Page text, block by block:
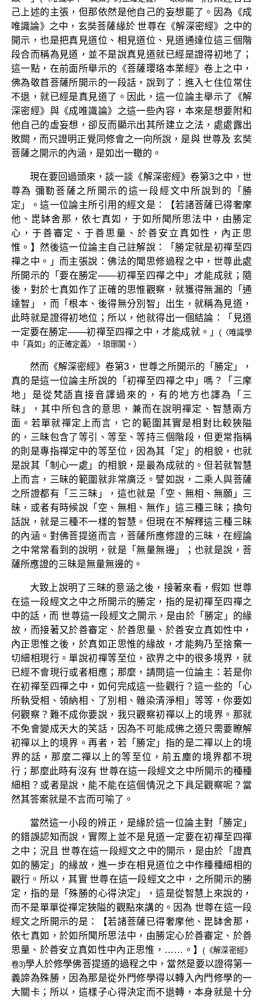
己上述的主張，但那依然是他自己的妄想罷了。因為《成
唯識論》之中，玄奘菩薩緣於 世尊在《解深密經》之中的
開示，也是把真見道位、相見道位、見道通達位這三個階
段合而稱為見道，並不是說真見道就已經是證得初地了；
這一點，在前面所舉示的《菩薩瓔珞本業經》卷上之中，
佛為敬首菩薩所開示的一段話，說到了：進入七住位常住
不退，就已經是真見道了。因此，這一位論主舉示了《解
深密經》與《成唯識論》之這一些內容，本來是想要附和
他自己的虛妄想，卻反而顯示出其所建立之法，處處露出
敗闕，而只證明正覺同修會之一向所說，是與 世尊及 玄奘
菩薩之開示的內涵，是如出一轍的。
現在要回過頭來，談一談《解深密經》卷第3之中，世
尊為 彌勒菩薩之所開示的這一段經文中所說到的「勝
定」。這一位論主所引用的經文是：【若諸菩薩已得奢摩
他、毘缽舍那，依七真如，于如所聞所思法中，由勝定
心，于善審定、于善思量、於善安立真如性，內正思
惟。】然後這一位論主自己註解說：「勝定就是初禪至四
禪之中。」而主張說：佛法的聞思修過程之中，世尊此處
所開示的「要在勝定——初禪至四禪之中」才能成就；隨
後，對於七真如作了正確的思惟觀察，就獲得無漏的「通
達智」，而「根本、後得無分別智」出生，就稱為見道，
此時就是證得初地位；所以，他就得出一個結論：「見道
一定要在勝定——初禪至四禪之中，才能成就。」 (〈唯識學
中「真如」的正確定義〉，琅琊閣。）
然而《解深密經》卷第3，世尊之所開示的「勝定」，
真的是這一位論主所說的「初禪至四禪之中」嗎？「三摩
地」是從梵語直接音譯過來的，有的地方也譯為「三
昧」，其中所包含的意思，兼而在說明禪定、智慧兩方
面。若單就禪定上而言，它的範圍其實是相對比較狹隘
的，三昧包含了等引、等至、等持三個階段，但更常指稱
的則是專指禪定中的等至位，因為其「定」的相貌，也就
是說其「制心一處」的相貌，是最為成就的。但若就智慧
上而言，三昧的範圍就非常廣泛。譬如說，二乘人與菩薩
之所證都有「三三昧」，這也就是「空、無相、無願」三
昧，或者有時候說「空、無相、無作」這三種三昧；換句
話說，就是三種不一樣的智慧。但現在不解釋這三種三昧
的內涵。對佛菩提道而言，菩薩所應修證的三昧，在經論
之中常常看到的說明，就是「無量無邊」；也就是說，菩
薩所應證的三昧是無量無邊的。
大致上說明了三昧的意涵之後，接著來看，假如 世尊
在這一段經文之中之所開示的勝定，指的是初禪至四禪之
中的話，而 世尊這一段經文之開示，是由於「勝定」的緣
故，而接著又於善審定、於善思量、於善安立真如性中，
內正思惟之後，於真如正思惟的緣故，才能夠乃至捨棄一
切細相現行。單說初禪等至位，欲界之中的很多境界，就
已經不會現行或者相應；那麼，請問這一位論主：若是你
在初禪至四禪之中，如何完成這一些觀行？這一些的「心
所執受相、領納相、了別相、雜染清淨相」等等，你要如
何觀察？難不成你要說，我只觀察初禪以上的境界。那就
不免會變成天大的笑話，因為不可能成佛之道只需要瞭解
初禪以上的境界。再者，若「勝定」指的是二禪以上的境
界的話，那麼二禪以上的等至位，前五塵的境界都不現
行；那麼此時有沒有 世尊在這一段經文之中所開示的種種
細相？或者是說，能不能在這個情況之下具足觀察呢？當
然其答案就是不言而可喻了。
當然這一小段的辨正，是緣於這一位論主對「勝定」
的錯誤認知而說，實際上並不是見道一定要在初禪至四禪
之中；況且 世尊在這一段經文之中的開示，是由於「證真
如的勝定」的緣故，進一步在相見道位之中作種種細相的
觀行。所以，其實 世尊在這一段經文之中，之所開示的勝
定，指的是「殊勝的心得決定」，這是從智慧上來說的，
而不是單單從禪定狹隘的觀點來講的。因為 世尊在這一段
經文之所開示的是：【若諸菩薩已得奢摩他、毘缽舍那，
依七真如，於如所聞所思法中，由勝定心於善審定、於善
思量、於善安立真如性中內正思惟，……。】(《解深密經》
卷3)學人於修學佛菩提道的過程之中，當然是要以證得第一
義諦為殊勝，因為那是從外門修學得以轉入內門修學的一
大關卡；所以，這樣子心得決定而不退轉，本身就是十分